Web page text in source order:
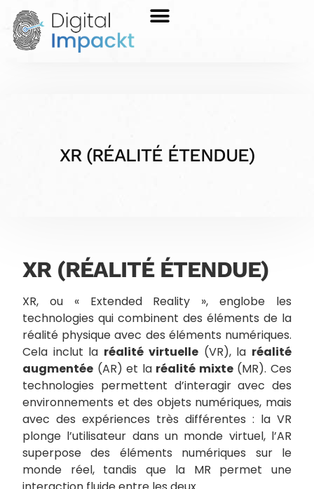
XR (RÉALITÉ ÉTENDUE)
XR (RÉALITÉ ÉTENDUE)
XR, ou « Extended Reality », englobe les
technologies qui combinent des éléments de la
réalité physique avec des éléments numériques.
Cela inclut la réalité virtuelle(VR), la réalité
augmentée (AR) et la réalité mixte(MR). Ces
technologies permettent d’interagir avec des
environnements et des objets numériques, mais
avec des expériences très différentes : la VR
plonge l’utilisateur dans un monde virtuel, l’AR
superpose des éléments numériques sur le
monde réel, tandis que la MR permet une